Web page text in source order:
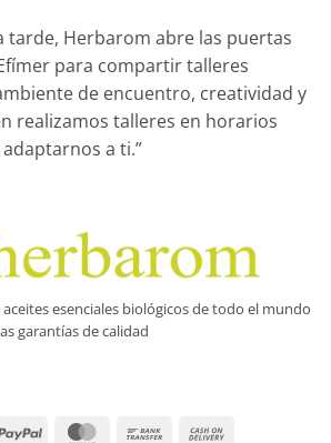
tarde, Herbarom abre las puertas
para compartir talleres
de encuentro, creatividad y
realizamos talleres en horarios
a ti.”
aceites esenciales biológicos de todo el mundo
garantías de calidad
PayPal MasterCardBank